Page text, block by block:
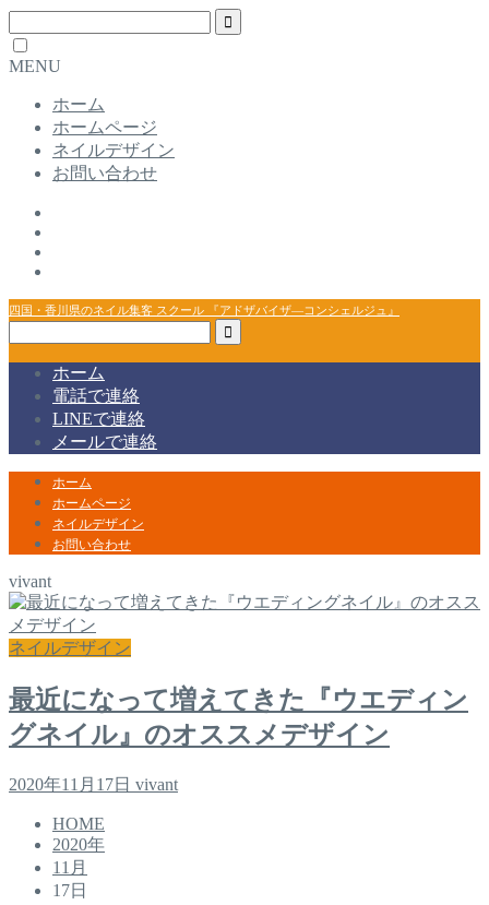
MENU
ホーム
ホームページ
ネイルデザイン
お問い合わせ
四国・香川県のネイル集客 スクール 『アドザバイザ―コンシェルジュ』
ホーム
電話で連絡
LINEで連絡
メールで連絡
ホーム
ホームページ
ネイルデザイン
お問い合わせ
vivant
ネイルデザイン
最近になって増えてきた『ウエディン
グネイル』のオススメデザイン
2020年11月17日 vivant
HOME
2020年
11月
17日